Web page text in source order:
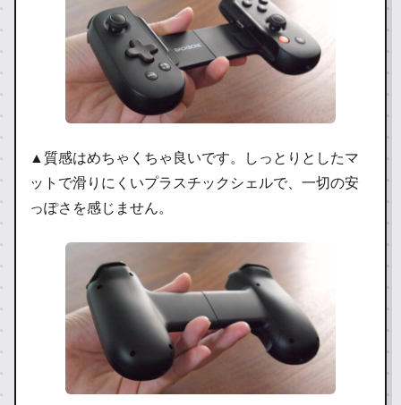
▲質感はめちゃくちゃ良いです。しっとりとしたマ
ットで滑りにくいプラスチックシェルで、一切の安
っぽさを感じません。